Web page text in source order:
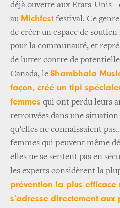
déjà ouverte aux Etats-Unis -
au Michfest festival. Ce
de créer un espace de
pour la communauté, et
de lutter contre de
Canada, le Shambhala
façon, créé un tipi
femmes qui ont perdu leurs
retrouvées dans une situation
qu’elles ne connaissaient
femmes qui peuvent même
elles ne se sentent pas en
les experts considèrent la
prévention la plus efficace
s’adresse directement